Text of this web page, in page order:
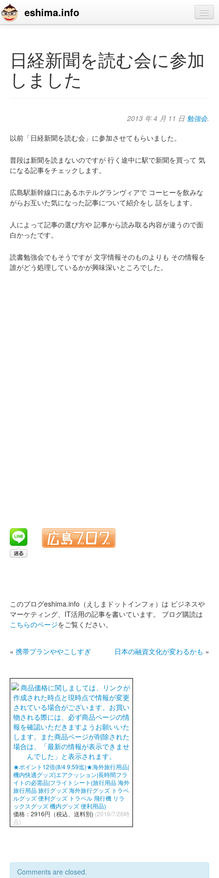
eshima.info
blog
profile
contact
日経新聞を読む会に参加
しました
2013 年 4 月 11 日 勉強会.
以前「日経新聞を読む会」に参加させてもらいました。
普段は新聞を読まないのですが 行く途中に駅で新聞を買って 気
になる記事をチェックします。
広島駅新幹線口にあるホテルグランヴィアで コーヒーを飲みな
がらお互いた気になった記事について紹介をし 話をします。
人によって記事の選び方や 記事から読み取る内容が違うので面
白かったです。
読書勉強会でもそうですが 文字情報そのものよりも その情報を
誰がどう処理しているかが興味深いところでした。
このブログeshima.info（えしまドットインフォ）は ビジネスや
マーケティング、IT活用の記事を書いています。
ブログ購読は
こちらのページをご覧ください。
« 携帯プランややこしすぎ 日本の融資文化が変わるかも »
★ポイント12倍(8/4 9:59迄)★海外旅行用品|
機内快適グッズ|エアクッション|長時間フラ
イトの必需品|フライトシート(旅行用品 海外
旅行用品 旅行グッズ 海外旅行グッズ トラベ
ルグッズ 便利グッズ トラベル 飛行機 リラ
ックスグッズ 機内グッズ 便利用品)
価格：2916円（税込、送料別) (2016/7/26時
点)
Comments are closed.